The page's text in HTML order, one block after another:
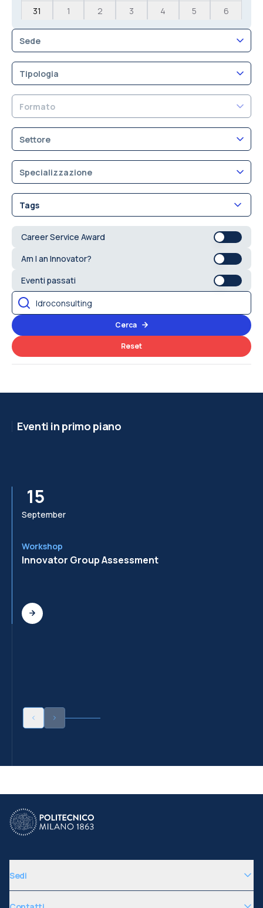
31
1 2 3 4 5 6
Sede
Tipologia
Formato
Settore
Specializzazione
Tags
Career Service Award
Am I an Innovator?
Eventi passati
Cerca
Reset
Eventi in primo piano
15
September
Workshop
Innovator Group Assessment
Sedi